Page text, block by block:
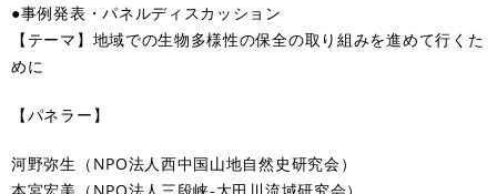
●事例発表・パネルディスカッション
【テーマ】地域での生物多様性の保全の取り組みを進めて行くた
めに
【パネラー】
河野弥生（NPO法人西中国山地自然史研究会）